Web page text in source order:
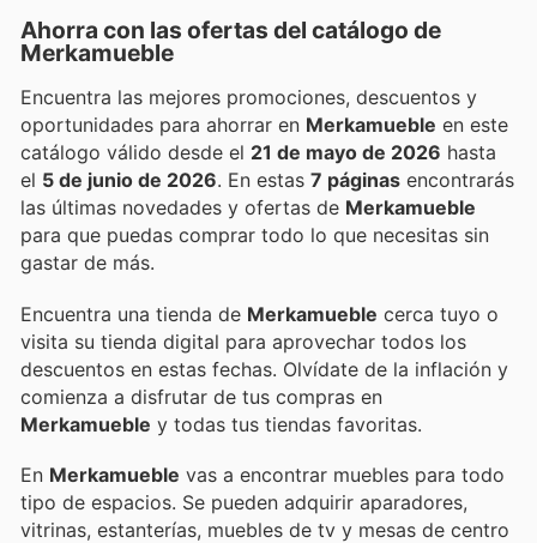
Ahorra con las ofertas del catálogo de
Merkamueble
Encuentra las mejores promociones, descuentos y
oportunidades para ahorrar en Merkamueble en este
catálogo válido desde el 21 de mayo de 2026 hasta
el 5 de junio de 2026 . En estas 7 páginas encontrarás
las últimas novedades y ofertas de Merkamueble
para que puedas comprar todo lo que necesitas sin
gastar de más.
Encuentra una tienda de Merkamueble cerca tuyo o
visita su tienda digital para aprovechar todos los
descuentos en estas fechas. Olvídate de la inflación y
comienza a disfrutar de tus compras en
Merkamueble y todas tus tiendas favoritas.
En Merkamueble vas a encontrar muebles para todo
tipo de espacios. Se pueden adquirir aparadores,
vitrinas, estanterías, muebles de tv y mesas de centro